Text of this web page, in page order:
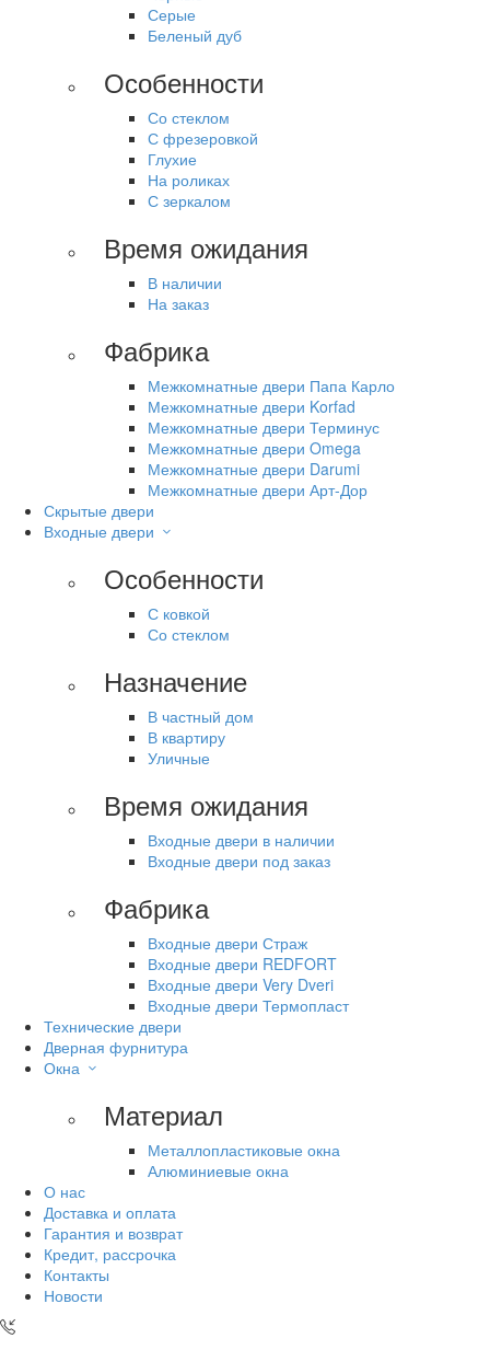
Серые
Беленый дуб
Особенности
Со стеклом
С фрезеровкой
Глухие
На роликах
С зеркалом
Время ожидания
В наличии
На заказ
Фабрика
Межкомнатные двери Папа Карло
Межкомнатные двери Korfad
Межкомнатные двери Терминус
Межкомнатные двери Omega
Межкомнатные двери Darumi
Межкомнатные двери Арт-Дор
Скрытые двери
Входные двери
Особенности
С ковкой
Со стеклом
Назначение
В частный дом
В квартиру
Уличные
Время ожидания
Входные двери в наличии
Входные двери под заказ
Фабрика
Входные двери Страж
Входные двери REDFORT
Входные двери Very Dveri
Входные двери Термопласт
Технические двери
Дверная фурнитура
Окна
Материал
Металлопластиковые окна
Алюминиевые окна
О нас
Доставка и оплата
Гарантия и возврат
Кредит, рассрочка
Контакты
Новости